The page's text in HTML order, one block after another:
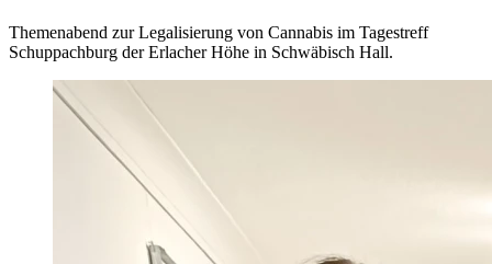
Themenabend zur Legalisierung von Cannabis im Tagestreff
Schuppachburg der Erlacher Höhe in Schwäbisch Hall.